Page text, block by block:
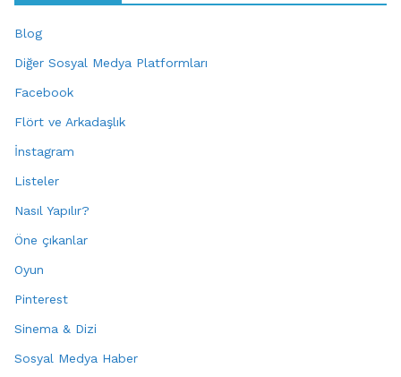
Blog
Diğer Sosyal Medya Platformları
Facebook
Flört ve Arkadaşlık
İnstagram
Listeler
Nasıl Yapılır?
Öne çıkanlar
Oyun
Pinterest
Sinema & Dizi
Sosyal Medya Haber